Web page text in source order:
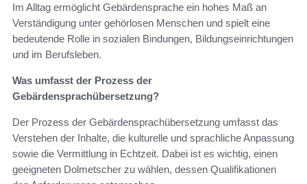
Im Alltag ermöglicht Gebärdensprache ein hohes Maß an
Verständigung unter gehörlosen Menschen und spielt eine
bedeutende Rolle in sozialen Bindungen, Bildungseinrichtungen
und im Berufsleben.
Was umfasst der Prozess der
Gebärdensprachübersetzung?
Der Prozess der Gebärdensprachübersetzung umfasst das
Verstehen der Inhalte, die kulturelle und sprachliche Anpassung
sowie die Vermittlung in Echtzeit. Dabei ist es wichtig, einen
geeigneten Dolmetscher zu wählen, dessen Qualifikationen